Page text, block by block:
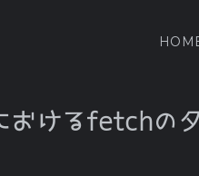
おけるfetchの